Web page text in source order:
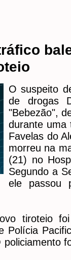
O suspeito
de drogas
"Bebezão",
durante uma
Favelas do
morreu na
(21) no
Segundo a
ele passou
tiroteio foi
Polícia